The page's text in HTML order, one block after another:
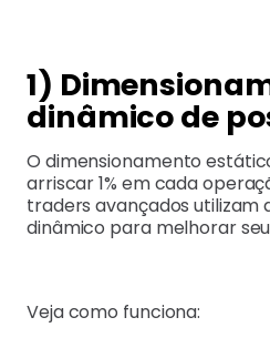
1)
dinâmico de
O dimensionamento
arriscar 1% em cada
traders avançados utilizam
dinâmico para melhorar
Veja como funciona: